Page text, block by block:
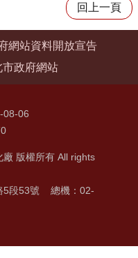
回上一頁
網站資料開放宣告
市政府網站
08-06
版權所有 All rights
5段53號 總機：02-